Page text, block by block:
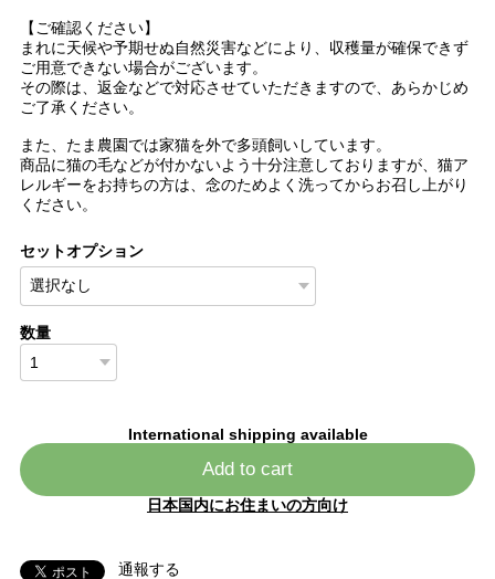
【ご確認ください】
まれに天候や予期せぬ自然災害などにより、収穫量が確保できず
ご用意できない場合がございます。
その際は、返金などで対応させていただきますので、あらかじめ
ご了承ください。
また、たま農園では家猫を外で多頭飼いしています。
商品に猫の毛などが付かないよう十分注意しておりますが、猫ア
レルギーをお持ちの方は、念のためよく洗ってからお召し上がり
ください。
セットオプション
数量
International shipping available
Add to cart
日本国内にお住まいの方向け
通報する